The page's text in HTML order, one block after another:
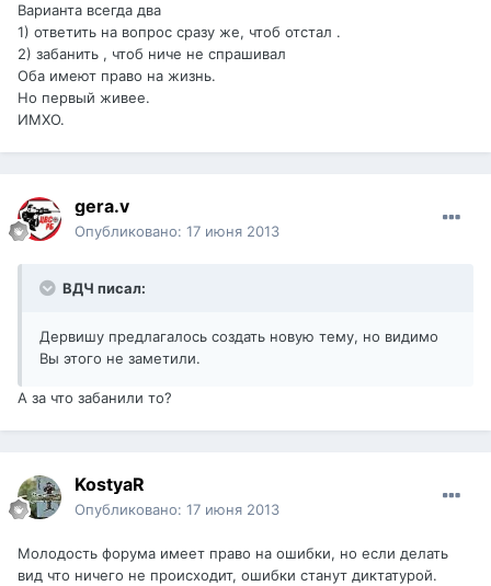
Варианта всегда два
1) ответить на вопрос сразу же, чтоб отстал .
2) забанить , чтоб ниче не спрашивал
Оба имеют право на жизнь.
Но первый живее.
ИМХО.
gera.v
Опубликовано: 17 июня 2013
ВДЧ писал:
Дервишу предлагалось создать новую тему, но видимо
Вы этого не заметили.
А за что забанили то?
KostyaR
Опубликовано: 17 июня 2013
Молодость форума имеет право на ошибки, но если делать
вид что ничего не происходит, ошибки станут диктатурой.